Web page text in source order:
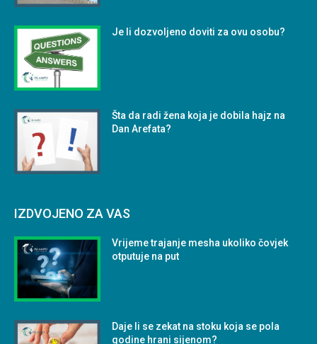
Je li dozvoljeno doviti za ovu osobu?
Šta da radi žena koja je dobila hajz na
Dan Arefata?
IZDVOJENO ZA VAS
Vrijeme trajanje mesha ukoliko čovjek
otputuje na put
Daje li se zekat na stoku koja se pola
godine hrani sijenom?